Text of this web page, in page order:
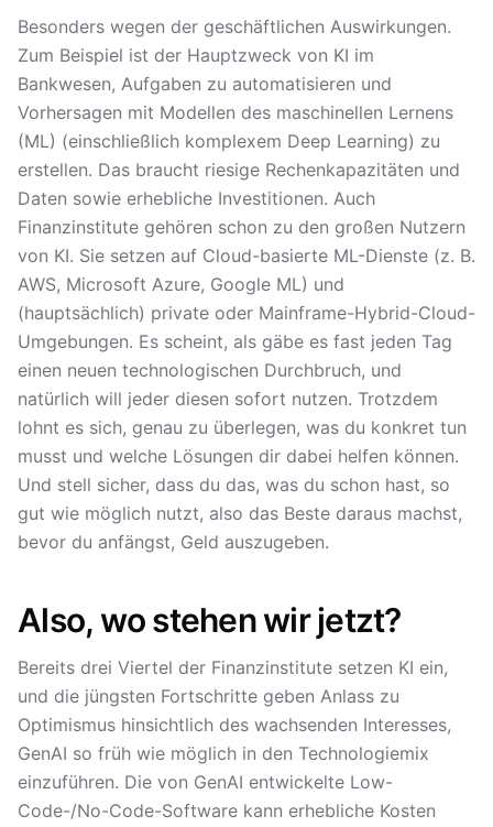
Besonders wegen der geschäftlichen Auswirkungen.
Zum Beispiel ist der Hauptzweck von KI im
Bankwesen, Aufgaben zu automatisieren und
Vorhersagen mit Modellen des maschinellen Lernens
(ML) (einschließlich komplexem Deep Learning) zu
erstellen. Das braucht riesige Rechenkapazitäten und
Daten sowie erhebliche Investitionen. Auch
Finanzinstitute gehören schon zu den großen Nutzern
von KI. Sie setzen auf Cloud-basierte ML-Dienste (z. B.
AWS, Microsoft Azure, Google ML) und
(hauptsächlich) private oder Mainframe-Hybrid-Cloud-
Umgebungen. Es scheint, als gäbe es fast jeden Tag
einen neuen technologischen Durchbruch, und
natürlich will jeder diesen sofort nutzen. Trotzdem
lohnt es sich, genau zu überlegen, was du konkret tun
musst und welche Lösungen dir dabei helfen können.
Und stell sicher, dass du das, was du schon hast, so
gut wie möglich nutzt, also das Beste daraus machst,
bevor du anfängst, Geld auszugeben.
Also, wo stehen wir jetzt?
Bereits drei Viertel der Finanzinstitute setzen KI ein,
und die jüngsten Fortschritte geben Anlass zu
Optimismus hinsichtlich des wachsenden Interesses,
GenAI so früh wie möglich in den Technologiemix
einzuführen. Die von GenAI entwickelte Low-
Code-/No-Code-Software kann erhebliche Kosten